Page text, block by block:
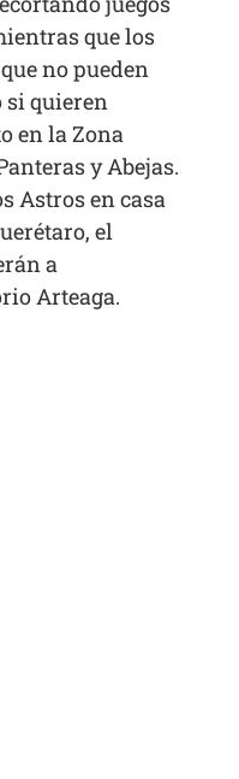
que los
no pueden
si quieren
en la Zona
y Abejas.
Astros en casa
el
a
Arteaga.